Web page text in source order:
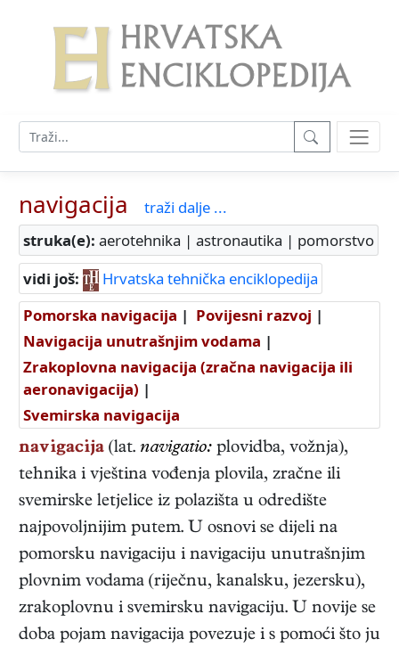
navigacija
traži dalje ...
struka(e): aerotehnika | astronautika | pomorstvo
vidi još:
Hrvatska tehnička enciklopedija
Pomorska navigacija | Povijesni razvoj |
Navigacija unutrašnjim vodama |
Zrakoplovna navigacija (zračna navigacija ili
aeronavigacija) |
Svemirska navigacija
navigacija (lat. navigatio: plovidba, vožnja),
tehnika i vještina vođenja plovila, zračne ili
svemirske letjelice iz polazišta u odredište
najpovoljnijim putem. U osnovi se dijeli na
pomorsku navigaciju i navigaciju unutrašnjim
plovnim vodama (riječnu, kanalsku, jezersku),
zrakoplovnu i svemirsku navigaciju. U novije se
doba pojam navigacija povezuje i s pomoći što ju